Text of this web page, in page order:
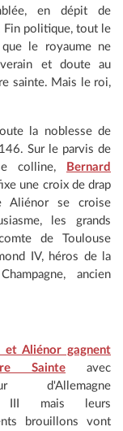
en dépit de
Fin politique, tout le
le royaume ne
et doute au
sainte. Mais le roi,
la noblesse de
Sur le parvis de
colline, Bernard
une croix de drap
Aliénor se croise
les grands
de Toulouse
IV, héros de la
ancien
et Aliénor gagnent
Sainte avec
d'Allemagne
III mais leurs
brouillons vont